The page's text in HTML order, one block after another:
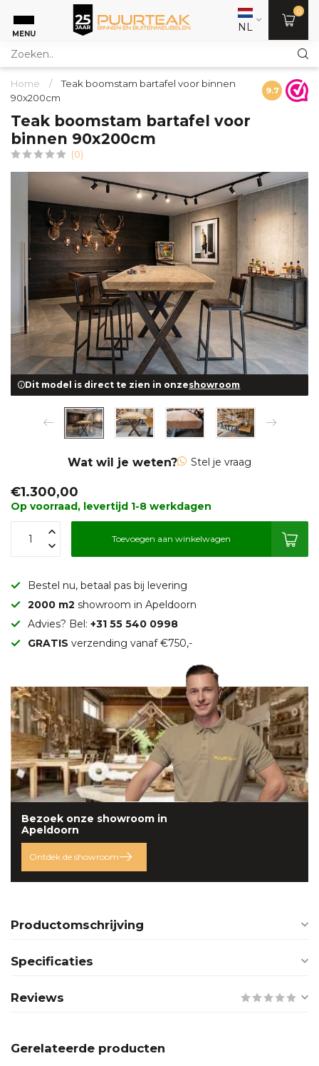
MENU NL
0
Home /
Teak boomstam bartafel voor binnen
90x200cm
9.7
Teak boomstam bartafel voor
binnen 90x200cm
(0)
Dit model is direct te zien in onzeshowroom
Wat wil je weten? Stel je vraag
€1.300,00
Op voorraad, levertijd 1-8 werkdagen
Toevoegen aan winkelwagen
Bestel nu, betaal pas bij levering
2000 m2 showroom in Apeldoorn
Advies? Bel: +31 55 540 0998
GRATIS verzending vanaf €750,-
Bezoek onze showroom in
Apeldoorn
Ontdek de showroom
Productomschrijving
Specificaties
Reviews
Gerelateerde producten